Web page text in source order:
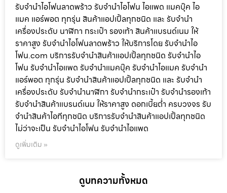
รับจำนำไอโฟนลาดพร้าว รับจำนำไอโฟน ไอแพด แมคบุ๊ค ไอ
แมค แอร์พอต ทุกรุ่น สินค้าแอปเปิ้ลทุกชนิด และ รับจำนำ
เครื่องประดับ นาฬิกา กระเป๋า รองเท้า สินค้าแบรนด์เนม ให้
ราคาสูง รับจำนำไอโฟนลาดพร้าว ให้บริการโดย รับจํานําไอ
โฟน.com บริการรับจำนำสินค้าแอปเปิ้ลทุกชนิด รับจำนำไอ
โฟน รับจำนำไอแพด รับจำนำแมคบุ๊ค รับจำนำไอแมค รับจำนำ
แอร์พอต ทุกรุ่น รับจำนำสินค้าแอปเปิ้ลทุกชนิด และ รับจำนำ
เครื่องประดับ รับจำนำนาฬิกา รับจำนำกระเป๋า รับจำนำรองเท้า
รับจำนำสินค้าแบรนด์เนม ให้ราคาสูง ดอกเบี้ยต่ำ ครบวงจร รับ
จำนำสินค้าไอทีทุกชนิด บริการรับจำนำสินค้าแอปเปิ้ลทุกชนิด
ไม่ว่าจะเป็น รับจำนำไอโฟน รับจำนำไอแพด
ดูเพิ่มเติม »
ดูบทความทั้งหมด